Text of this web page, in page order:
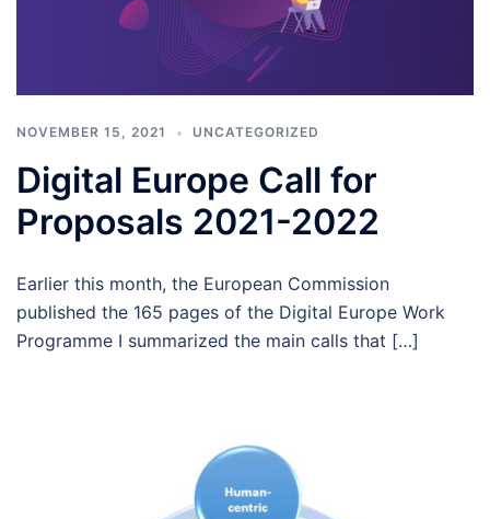
NOVEMBER 15, 2021 UNCATEGORIZED
Digital Europe Call for
Proposals 2021-2022
Earlier this month, the European Commission
published the 165 pages of the Digital Europe Work
Programme I summarized the main calls that […]